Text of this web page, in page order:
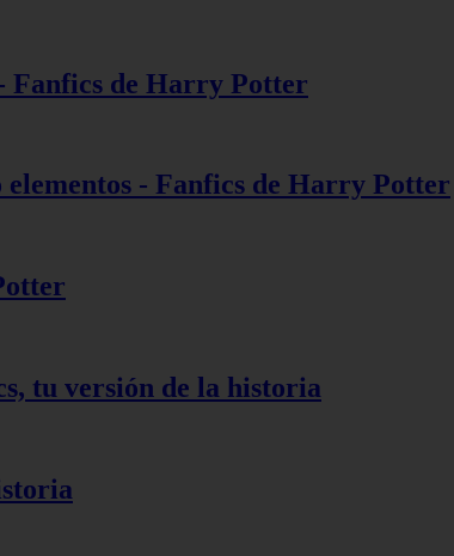
Fanfics de Harry Potter
- Fanfics de Harry Potter
tu versión de la historia